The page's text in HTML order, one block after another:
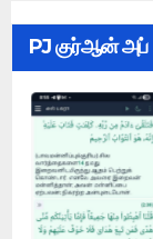
PJ குர்ஆன் அப்